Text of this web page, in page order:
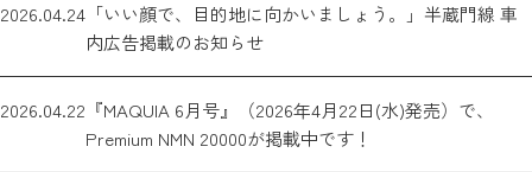
2026.04.24 「いい顔で、目的地に向かいましょう。」半蔵門線 車
内広告掲載のお知らせ
2026.04.22 『MAQUIA 6月号』（2026年4月22日(水)発売）で、
Premium NMN 20000が掲載中です！